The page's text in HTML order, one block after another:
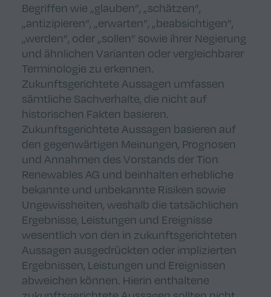
Begriffen wie „glauben”, „schätzen”,
„antizipieren”, „erwarten”, „beabsichtigen”,
„werden”, oder „sollen” sowie ihrer Negierung
und ähnlichen Varianten oder vergleichbarer
Terminologie zu erkennen.
Zukunftsgerichtete Aussagen umfassen
sämtliche Sachverhalte, die nicht auf
historischen Fakten basieren.
Zukunftsgerichtete Aussagen basieren auf
den gegenwärtigen Meinungen, Prognosen
und Annahmen des Vorstands der Tion
Renewables AG und beinhalten erhebliche
bekannte und unbekannte Risiken sowie
Ungewissheiten, weshalb die tatsächlichen
Ergebnisse, Leistungen und Ereignisse
wesentlich von den in zukunftsgerichteten
Aussagen ausgedrückten oder implizierten
Ergebnissen, Leistungen und Ereignissen
abweichen können. Hierin enthaltene